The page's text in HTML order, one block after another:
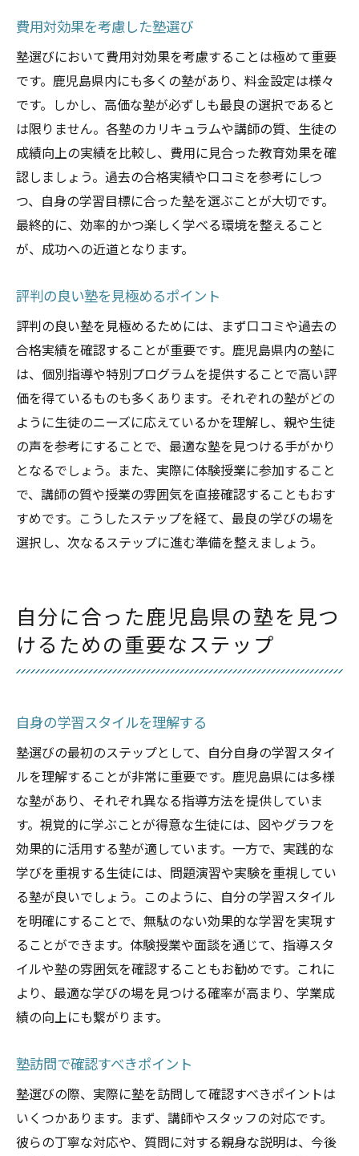
塾選びのプロセスを振り返る
理想の学びの場を見つけよう
費用対効果を考慮した塾選び
塾選びにおいて費用対効果を考慮することは極めて重要
です。鹿児島県内にも多くの塾があり、料金設定は様々
です。しかし、高価な塾が必ずしも最良の選択であると
は限りません。各塾のカリキュラムや講師の質、生徒の
成績向上の実績を比較し、費用に見合った教育効果を確
認しましょう。過去の合格実績や口コミを参考にしつ
つ、自身の学習目標に合った塾を選ぶことが大切です。
最終的に、効率的かつ楽しく学べる環境を整えること
が、成功への近道となります。
評判の良い塾を見極めるポイント
評判の良い塾を見極めるためには、まず口コミや過去の
合格実績を確認することが重要です。鹿児島県内の塾に
は、個別指導や特別プログラムを提供することで高い評
価を得ているものも多くあります。それぞれの塾がどの
ように生徒のニーズに応えているかを理解し、親や生徒
の声を参考にすることで、最適な塾を見つける手がかり
となるでしょう。また、実際に体験授業に参加すること
で、講師の質や授業の雰囲気を直接確認することもおす
すめです。こうしたステップを経て、最良の学びの場を
選択し、次なるステップに進む準備を整えましょう。
自分に合った鹿児島県の塾を見つ
けるための重要なステップ
自身の学習スタイルを理解する
塾選びの最初のステップとして、自分自身の学習スタイ
ルを理解することが非常に重要です。鹿児島県には多様
な塾があり、それぞれ異なる指導方法を提供していま
す。視覚的に学ぶことが得意な生徒には、図やグラフを
効果的に活用する塾が適しています。一方で、実践的な
学びを重視する生徒には、問題演習や実験を重視してい
る塾が良いでしょう。このように、自分の学習スタイル
を明確にすることで、無駄のない効果的な学習を実現す
ることができます。体験授業や面談を通じて、指導スタ
イルや塾の雰囲気を確認することもお勧めです。これに
より、最適な学びの場を見つける確率が高まり、学業成
績の向上にも繋がります。
塾訪問で確認すべきポイント
塾選びの際、実際に塾を訪問して確認すべきポイントは
いくつかあります。まず、講師やスタッフの対応です。
彼らの丁寧な対応や、質問に対する親身な説明は、今後